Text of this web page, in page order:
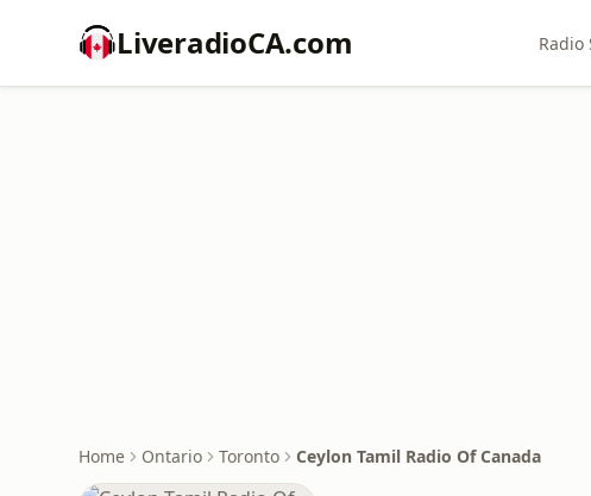
LiveradioCA.com Radio
Home Ontario Toronto Ceylon Tamil Radio Of Canada